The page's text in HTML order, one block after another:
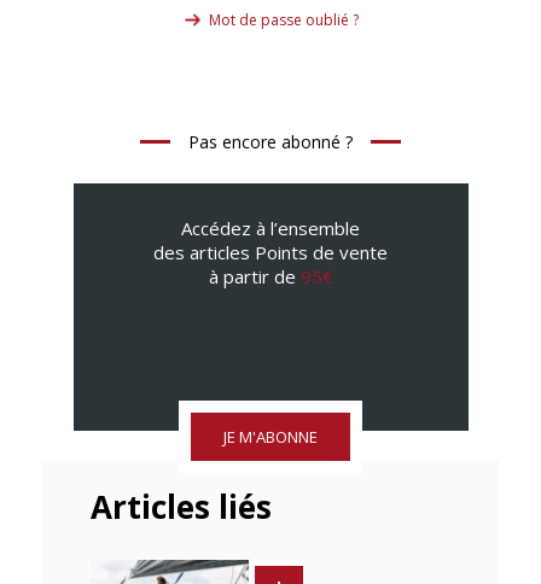
Mot de passe oublié ?
Pas encore abonné ?
Accédez à l’ensemble
des articles Points de vente
à partir de 95€
JE M'ABONNE
Articles liés